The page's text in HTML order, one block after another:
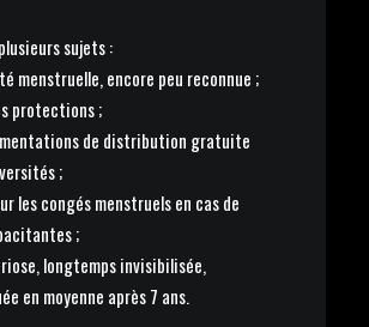
sujets :
menstruelle, encore peu reconnue ;
protections ;
de distribution gratuite
;
les congés menstruels en cas de
;
longtemps invisibilisée,
en moyenne après 7 ans.